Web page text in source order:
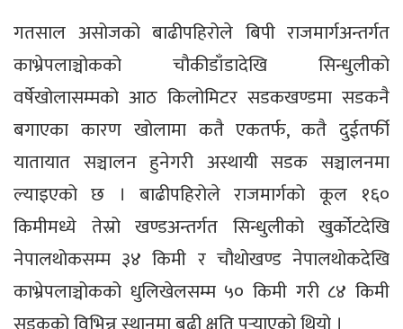
गतसाल असोजको बाढीपहिरोले बिपी राजमार्गअन्तर्गत
काभ्रेपलाञ्चोकको चौकीडाँडादेखि सिन्धुलीको
वर्षेखोलासम्मको आठ किलोमिटर सडकखण्डमा सडकनै
बगाएका कारण खोलामा कतै एकतर्फ, कतै दुईतर्फी
यातायात सञ्चालन हुनेगरी अस्थायी सडक सञ्चालनमा
ल्याइएको छ । बाढीपहिरोले राजमार्गको कूल १६०
किमीमध्ये तेस्रो खण्डअन्तर्गत सिन्धुलीको खुर्कोटदेखि
नेपालथोकसम्म ३४ किमी र चौथोखण्ड नेपालथोकदेखि
काभ्रेपलाञ्चोकको धुलिखेलसम्म ५० किमी गरी ८४ किमी